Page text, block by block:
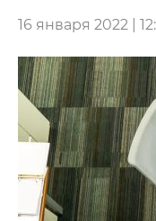
16 января 2022 |